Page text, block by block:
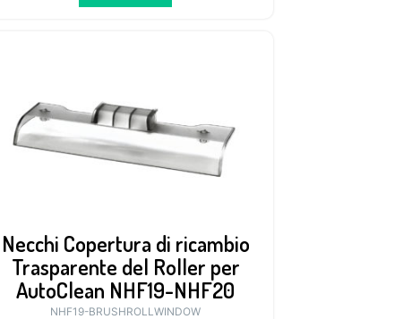
Necchi Copertura di ricambio
Trasparente del Roller per
AutoClean NHF19-NHF20
NHF19-BRUSHROLLWINDOW